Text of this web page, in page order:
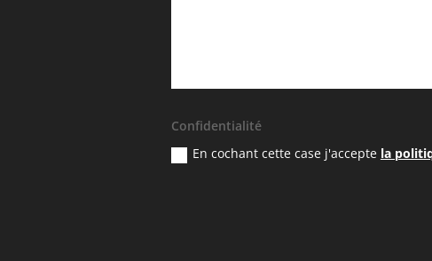
Confidentialité
En cochant cette case j'accepte la